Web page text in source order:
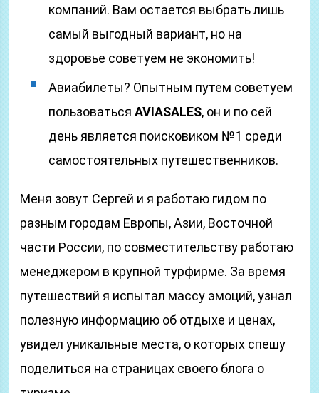
компаний. Вам остается выбрать лишь
самый выгодный вариант, но на
здоровье советуем не экономить!
Авиабилеты? Опытным путем советуем
пользоватьсяAVIASALES, он и по сей
день является поисковиком №1 среди
самостоятельных путешественников.
Меня зовут Сергей и я работаю гидом по
разным городам Европы, Азии, Восточной
части России, по совместительству работаю
менеджером в крупной турфирме. За время
путешествий я испытал массу эмоций, узнал
полезную информацию об отдыхе и ценах,
увидел уникальные места, о которых спешу
поделиться на страницах своего блога о